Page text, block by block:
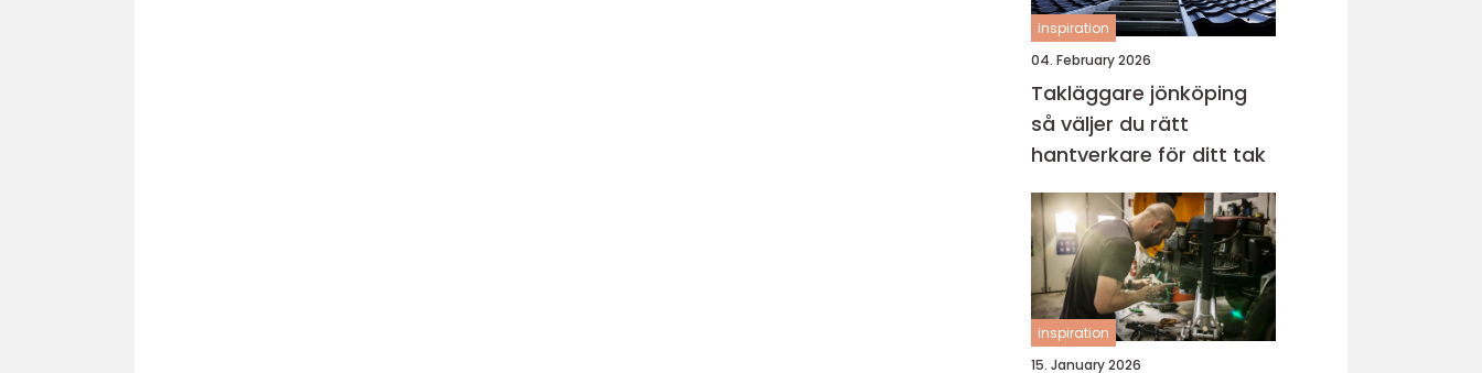
inspiration
04. February 2026
Takläggare jönköping
så väljer du rätt
hantverkare för ditt tak
inspiration
15. January 2026